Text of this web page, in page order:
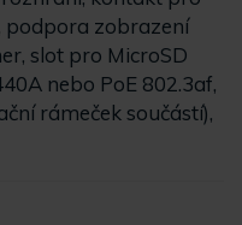
podpora zobrazení
slot pro MicroSD
nebo PoE 802.3af,
rámeček součástí),